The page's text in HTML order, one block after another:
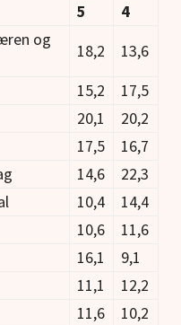
5
4
og
18,2
13,6
15,2
17,5
20,1
20,2
17,5
16,7
14,6
22,3
10,4
14,4
10,6
11,6
16,1
9,1
11,1
12,2
11,6
10,2